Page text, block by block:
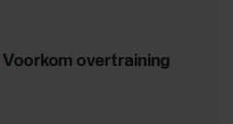
Voorkom overtraining